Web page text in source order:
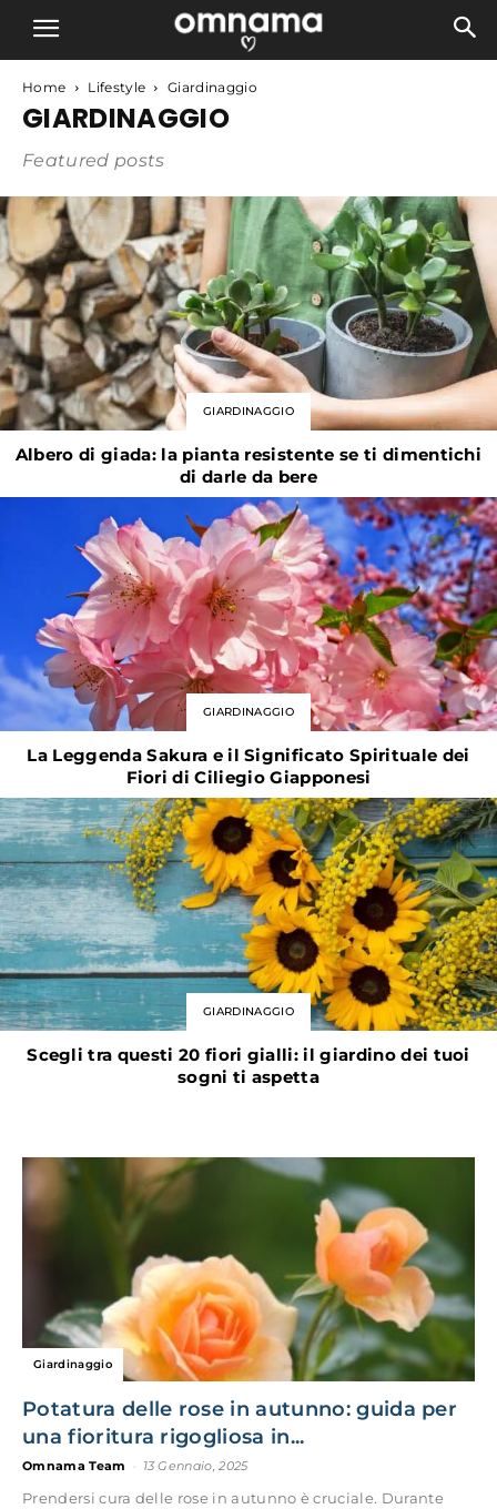
Home Lifestyle Giardinaggio
GIARDINAGGIO
Featured posts
GIARDINAGGIO
Albero di giada: la pianta resistente se ti dimentichi
di darle da bere
GIARDINAGGIO
La Leggenda Sakura e il Significato Spirituale dei
Fiori di Ciliegio Giapponesi
GIARDINAGGIO
Scegli tra questi 20 fiori gialli: il giardino dei tuoi
sogni ti aspetta
Giardinaggio
Potatura delle rose in autunno: guida per
una fioritura rigogliosa in...
Omnama Team 13 Gennaio, 2025
Prendersi cura delle rose in autunno è cruciale. Durante